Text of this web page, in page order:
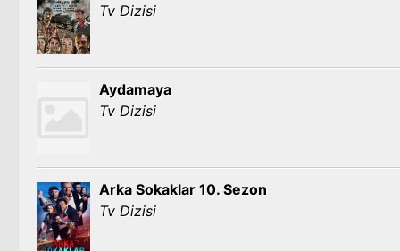
Tv Dizisi
Aydamaya
Tv Dizisi
Arka Sokaklar 10. Sezon
Tv Dizisi